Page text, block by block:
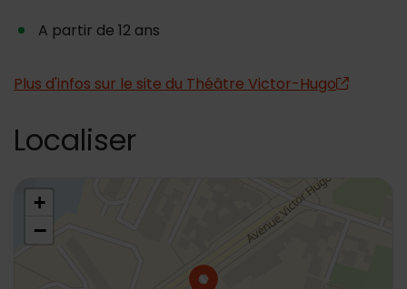
A partir de 12 ans
Plus d'infos sur le site du Théâtre Victor-Hugo
Localiser
+
−